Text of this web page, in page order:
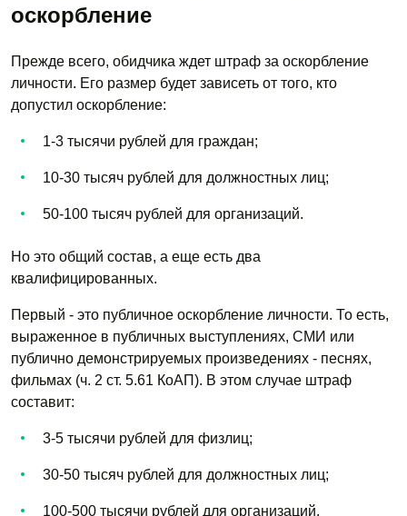
оскорбление
Прежде всего, обидчика ждет штраф за оскорбление
личности. Его размер будет зависеть от того, кто
допустил оскорбление:
1-3 тысячи рублей для граждан;
10-30 тысяч рублей для должностных лиц;
50-100 тысяч рублей для организаций.
Но это общий состав, а еще есть два
квалифицированных.
Первый - это публичное оскорбление личности. То есть,
выраженное в публичных выступлениях, СМИ или
публично демонстрируемых произведениях - песнях,
фильмах (ч. 2 ст. 5.61 КоАП). В этом случае штраф
составит:
3-5 тысячи рублей для физлиц;
30-50 тысяч рублей для должностных лиц;
100-500 тысячи рублей для организаций.